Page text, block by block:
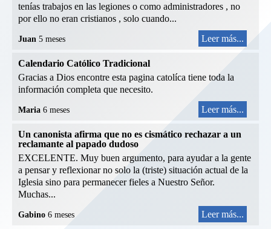
tenías trabajos en las legiones o como administradores , no
por ello no eran cristianos , solo cuando...
Juan 5 meses Leer más...
Calendario Católico Tradicional
Gracias a Dios encontre esta pagina catolíca tiene toda la
información completa que necesito.
Maria 6 meses Leer más...
Un canonista afirma que no es cismático rechazar a un
reclamante al papado dudoso
EXCELENTE. Muy buen argumento, para ayudar a la gente
a pensar y reflexionar no solo la (triste) situación actual de la
Iglesia sino para permanecer fieles a Nuestro Señor.
Muchas...
Gabino 6 meses Leer más...